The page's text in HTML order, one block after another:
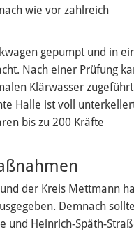
wie vor zahlreich
gepumpt und in
Nach einer Prüfung
Klärwasser zugeführt
Halle ist voll
bis zu 200 Kräfte
der Kreis Mettmann
Demnach sollte
und Heinrich-Späth-